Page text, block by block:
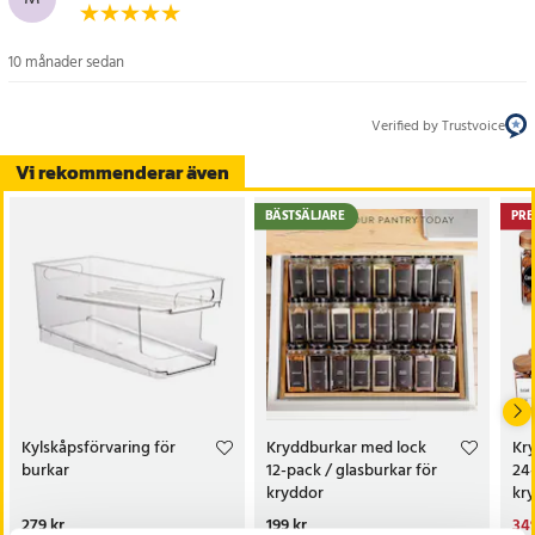
Vi rekommenderar även
Kylskåpsförvaring för
burkar
Pris:279 kr
279 kr
BÄSTSÄLJARE
Kryddburkar med lock
12-pack / glasburkar för
kryddor
Pris:199 kr
199 kr
10 månader sedan
Verified by Trustvoice